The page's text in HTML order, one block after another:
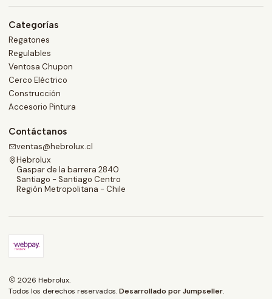
Categorías
Regatones
Regulables
Ventosa Chupon
Cerco Eléctrico
Construcción
Accesorio Pintura
Contáctanos
ventas@hebrolux.cl
Hebrolux
Gaspar de la barrera 2840
Santiago - Santiago Centro
Región Metropolitana - Chile
2026 Hebrolux.
Todos los derechos reservados.Desarrollado por Jumpseller.